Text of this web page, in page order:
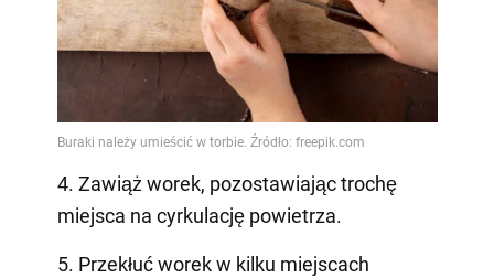
4. Zawiąż worek, pozostawiając trochę
miejsca na cyrkulację powietrza.
5. Przekłuć worek w kilku miejscach